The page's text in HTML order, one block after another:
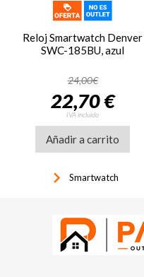
Reloj Smartwatch Denver
SWC-185BU, azul
24,00€
22,70 €
IVA incluido
Añadir a carrito
keyboard_arrow_right Smartwatch